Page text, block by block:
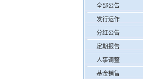
全部公告
发行运作
分红公告
定期报告
人事调整
基金销售